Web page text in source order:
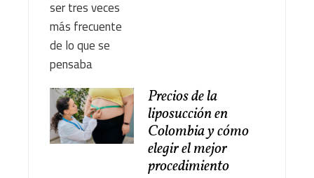
Precios de la
liposucción en
Colombia y cómo
elegir el mejor
procedimiento